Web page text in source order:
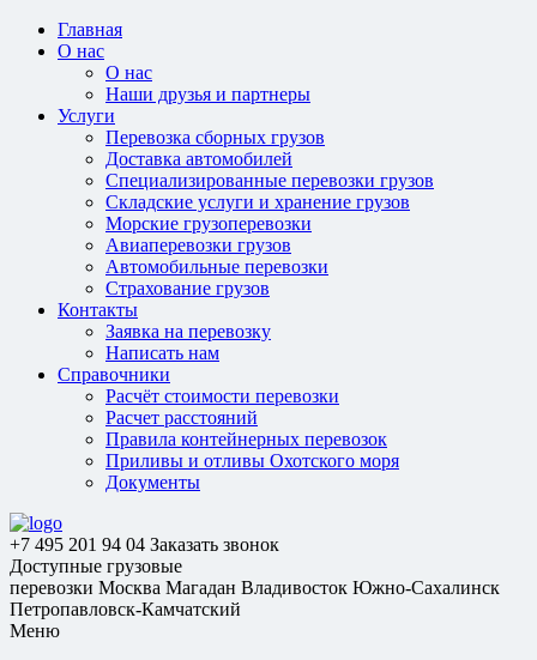
Главная
О нас
О нас
Наши друзья и партнеры
Услуги
Перевозка сборных грузов
Доставка автомобилей
Специализированные перевозки грузов
Складские услуги и хранение грузов
Морские грузоперевозки
Авиаперевозки грузов
Автомобильные перевозки
Страхование грузов
Контакты
Заявка на перевозку
Написать нам
Справочники
Расчёт стоимости перевозки
Расчет расстояний
Правила контейнерных перевозок
Приливы и отливы Охотского моря
Документы
+7 495 201 94 04 Заказать звонок
Доступные грузовые
перевозки Москва Магадан Владивосток Южно-Сахалинск
Петропавловск-Камчатский
Меню